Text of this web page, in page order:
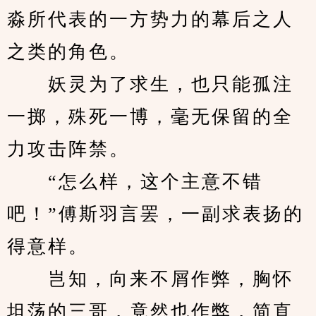
淼所代表的一方势力的幕后之人
之类的角色。
妖灵为了求生，也只能孤注
一掷，殊死一博，毫无保留的全
力攻击阵禁。
“怎么样，这个主意不错
吧！”傅斯羽言罢，一副求表扬的
得意样。
岂知，向来不屑作弊，胸怀
坦荡的三哥，竟然也作弊，简直